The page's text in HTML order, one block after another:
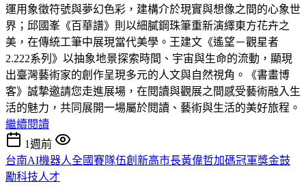
運用象徵符號與夢幻色彩，建構介於現實與想像之間的心象世
界；邱國峯《百華譜》則以細膩鋼珠筆重新演繹東方花卉之
美，在傳統工筆中展現當代美學。王建文《遙望－觀星者
2.222系列》以抽象地景探索時間、宇宙與生命的流動，顯現
出臺灣藝術家的創作呈現多元的人文與自然視角。《書畫博
客》誠摯邀請您走進展場，在閱讀與觀展之間感受藝術融入生
活的魅力，共同展開一場屬於閱讀、藝術與生活的美好旅程。
繼續閱讀
1週前
台南AI機器人全國賽隊伍創新高市長黃偉哲加碼冠軍獎金鼓
勵科技人才